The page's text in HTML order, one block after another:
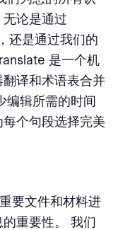
论是通过
还是通过我们的
是一个机
译和术语表合并
编辑所需的时间
个句段选择完美
要文件和材料进
重要性。 我们